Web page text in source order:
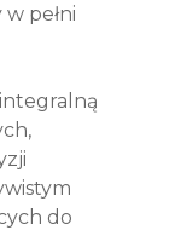
pełni
do